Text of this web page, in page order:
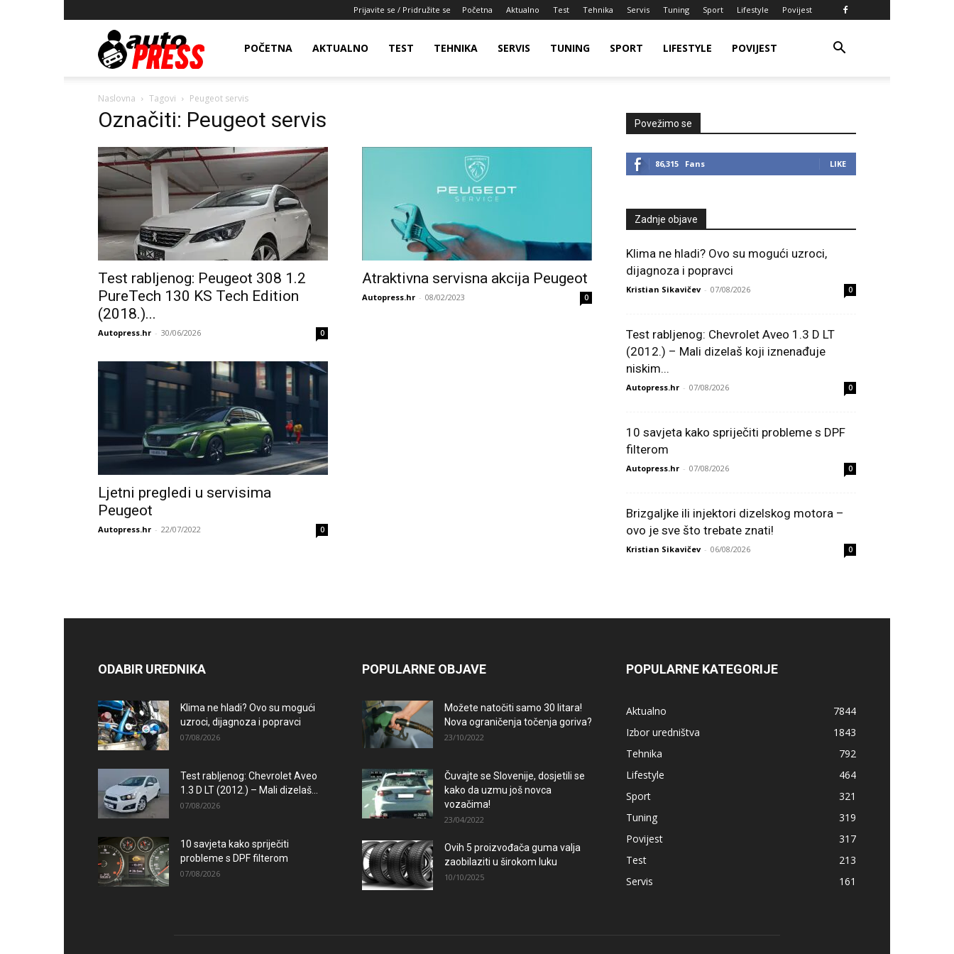
Prijavite se / Pridružite se Početna Aktualno Test Tehnika Servis Tuning Sport Lifestyle Povijest
AutopressHRPOČETNA AKTUALNO TEST TEHNIKA SERVIS TUNING SPORT LIFESTYLE POVIJEST
Naslovna Tagovi Peugeot servis
Označiti: Peugeot servis
Test rabljenog: Peugeot 308 1.2
PureTech 130 KS Tech Edition
(2018.)...
Autopress.hr - 30/06/2026 0
Atraktivna servisna akcija Peugeot
Autopress.hr - 08/02/2023 0
Ljetni pregledi u servisima
Peugeot
Autopress.hr - 22/07/2022 0
Povežimo se
86,315 Fans LIKE
Zadnje objave
Klima ne hladi? Ovo su mogući uzroci,
dijagnoza i popravci
Kristian Sikavičev - 07/08/2026 0
Test rabljenog: Chevrolet Aveo 1.3 D LT
(2012.) – Mali dizelaš koji iznenađuje
niskim...
Autopress.hr - 07/08/2026 0
10 savjeta kako spriječiti probleme s DPF
filterom
Autopress.hr - 07/08/2026 0
Brizgaljke ili injektori dizelskog motora –
ovo je sve što trebate znati!
Kristian Sikavičev - 06/08/2026 0
ODABIR UREDNIKA
Klima ne hladi? Ovo su mogući
uzroci, dijagnoza i popravci
07/08/2026
Test rabljenog: Chevrolet Aveo
1.3 D LT (2012.) – Mali dizelaš...
07/08/2026
10 savjeta kako spriječiti
probleme s DPF filterom
07/08/2026
POPULARNE OBJAVE
Možete natočiti samo 30 litara!
Nova ograničenja točenja goriva?
23/10/2022
Čuvajte se Slovenije, dosjetili se
kako da uzmu još novca
vozačima!
23/04/2022
Ovih 5 proizvođača guma valja
zaobilaziti u širokom luku
10/10/2025
POPULARNE KATEGORIJE
Aktualno
7844
Izbor uredništva
1843
Tehnika
792
Lifestyle
464
Sport
321
Tuning
319
Povijest
317
Test
213
Servis
161